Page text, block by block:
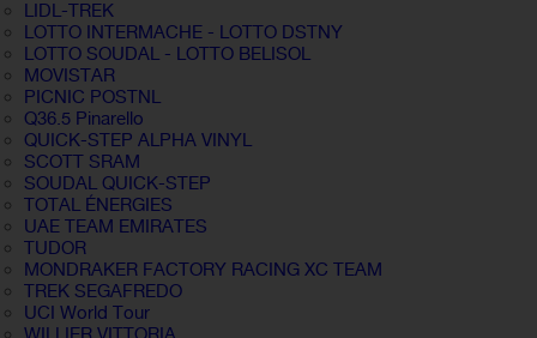
LIDL-TREK
LOTTO INTERMACHE - LOTTO DSTNY
LOTTO SOUDAL - LOTTO BELISOL
MOVISTAR
PICNIC POSTNL
Q36.5 Pinarello
QUICK-STEP ALPHA VINYL
SCOTT SRAM
SOUDAL QUICK-STEP
TOTAL ÉNERGIES
UAE TEAM EMIRATES
TUDOR
MONDRAKER FACTORY RACING XC TEAM
TREK SEGAFREDO
UCI World Tour